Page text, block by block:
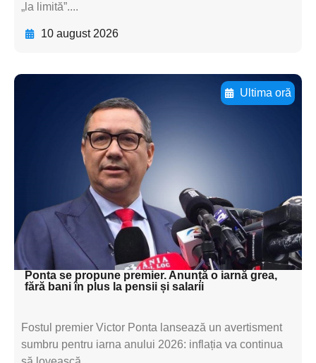
„la limită”....
10 august 2026
Ultima oră
Adaugă aici textul pentru
subtitluAdaugă aici
textul pentru
subtitluAdaugă aici
textul pentru
subtitluAdaugă aici
textul pentru subti
Ponta se propune premier. Anunță o iarnă grea,
fără bani în plus la pensii și salarii
Fostul premier Victor Ponta lansează un avertisment
sumbru pentru iarna anului 2026: inflația va continua